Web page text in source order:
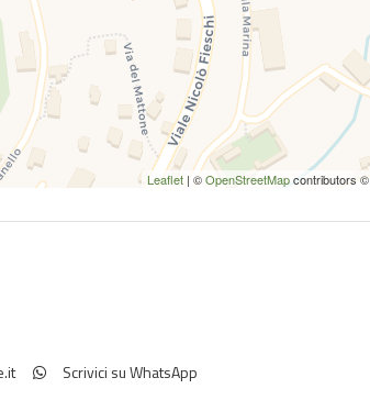
Leaflet | ©OpenStreetMapcontributors ©
Scrivici su WhatsApp